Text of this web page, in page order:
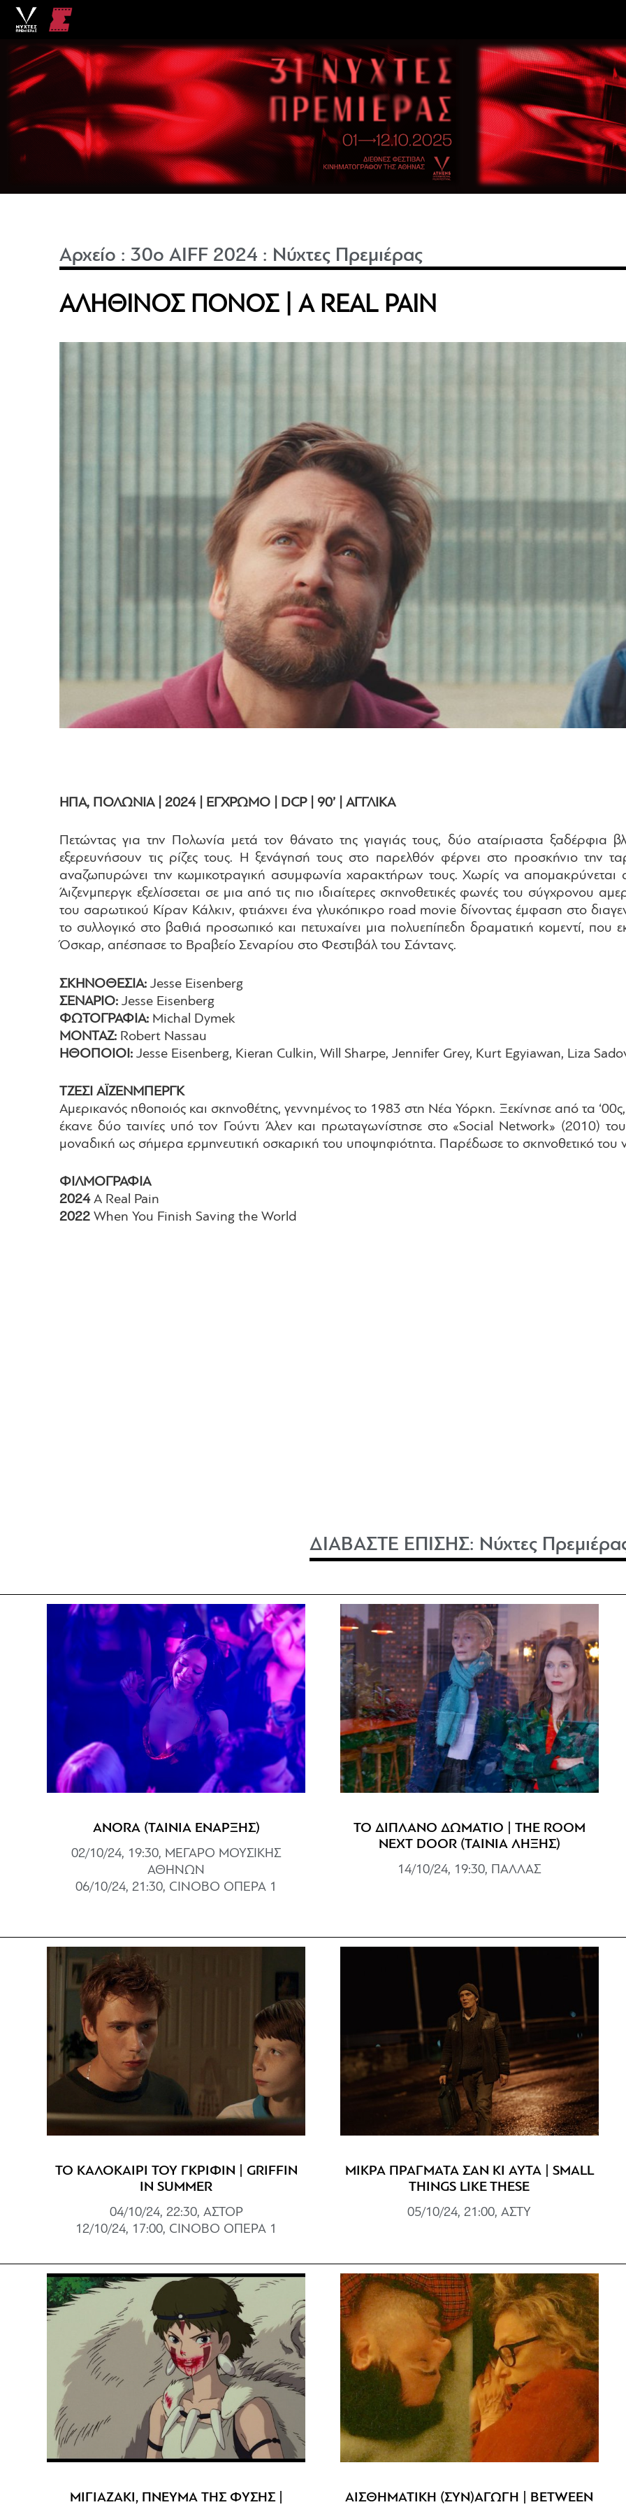
Αρχείο :30o AIFF 2024 : Νύχτες Πρεμιέρας
ΑΛΗΘΙΝΟΣ ΠΟΝΟΣ | A REAL PAIN
ΗΠΑ, ΠΟΛΩΝΙΑ | 2024 | ΕΓΧΡΩΜΟ | DCP | 90’ | ΑΓΓΛΙΚΑ
Πετώντας για την Πολωνία μετά τον θάνατο της γιαγιάς τους, δύο αταίριαστα ξαδέρφια
εξερευνήσουν τις ρίζες τους. Η ξενάγησή τους στο παρελθόν φέρνει στο προσκήνιο την
αναζωπυρώνει την κωμικοτραγική ασυμφωνία χαρακτήρων τους. Χωρίς να απομακρύνεται
Άιζενμπεργκ εξελίσσεται σε μια από τις πιο ιδιαίτερες σκηνοθετικές φωνές του σύγχρονου
του σαρωτικού Κίραν Κάλκιν, φτιάχνει ένα γλυκόπικρο road movie δίνοντας έμφαση στο
το συλλογικό στο βαθιά προσωπικό και πετυχαίνει μια πολυεπίπεδη δραματική κομεντί, που
Όσκαρ, απέσπασε το Βραβείο Σεναρίου στο Φεστιβάλ του Σάντανς.
ΣΚΗΝΟΘΕΣΙΑ: Jesse Eisenberg
ΣΕΝΑΡΙΟ: Jesse Eisenberg
ΦΩΤΟΓΡΑΦΙΑ: Michal Dymek
ΜΟΝΤΑΖ: Robert Nassau
ΗΘΟΠΟΙΟΙ: Jesse Eisenberg, Kieran Culkin, Will Sharpe, Jennifer Grey, Kurt Egyiawan, Liza
ΤΖΕΣΙ ΑΪΖΕΝΜΠΕΡΓΚ
Αμερικανός ηθοποιός και σκηνοθέτης, γεννημένος το 1983 στη Νέα Υόρκη. Ξεκίνησε από τα
έκανε δύο ταινίες υπό τον Γούντι Άλεν και πρωταγωνίστησε στο «Social Network» (2010)
μοναδική ως σήμερα ερμηνευτική οσκαρική του υποψηφιότητα. Παρέδωσε το σκηνοθετικό του
ΦΙΛΜΟΓΡΑΦΙΑ
2024A Real Pain
2022 When You Finish Saving the World
ΔΙΑΒΑΣΤΕ ΕΠΙΣΗΣ: Νύχτες
ANORA (ΤΑΙΝΙΑ ΕΝΑΡΞΗΣ)
02/10/24, 19:30, ΜΕΓΑΡΟ ΜΟΥΣΙΚΗΣ
ΑΘΗΝΩΝ
06/10/24, 21:30, CINOBO ΟΠΕΡΑ 1
ΤΟ ΔΙΠΛΑΝΟ ΔΩΜΑΤΙΟ | THE ROOM
NEXT DOOR (ΤΑΙΝΙΑ ΛΗΞΗΣ)
14/10/24, 19:30, ΠΑΛΛΑΣ
ΤΟ ΚΑΛΟΚΑΙΡΙ ΤΟΥ ΓΚΡΙΦΙΝ | GRIFFIN
IN SUMMER
04/10/24, 22:30, ΑΣΤΟΡ
12/10/24, 17:00, CINOBO ΟΠΕΡΑ 1
ΜΙΚΡΑ ΠΡΑΓΜΑΤΑ ΣΑΝ ΚΙ ΑΥΤΑ | SMALL
THINGS LIKE THESE
05/10/24, 21:00, ΑΣΤΥ
ΜΙΓΙΑΖΑΚΙ, ΠΝΕΥΜΑ ΤΗΣ ΦΥΣΗΣ | ΑΙΣΘΗΜΑΤΙΚΗ (ΣΥΝ)ΑΓΩΓΗ | BETWEEN